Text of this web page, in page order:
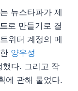
뉴스타파가 제
로 만들기로 결
위터 계정의 메
양우성
했다. 그리고 작
에 관해 물었다.